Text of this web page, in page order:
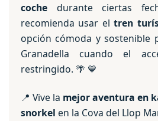
coche durante ciertas
recomienda usar eltren
opción cómoda y sostenible
Granadella cuando el
restringido. 🌴 💙
📍 Vive la mejor aventura en
snorkel en la Cova del Llop